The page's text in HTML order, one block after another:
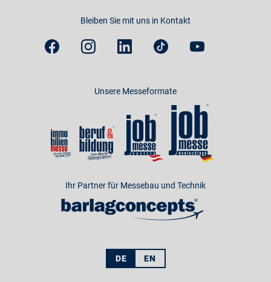
Bleiben Sie mit uns in Kontakt
Unsere Messeformate
Ihr Partner für Messebau und Technik
DE EN